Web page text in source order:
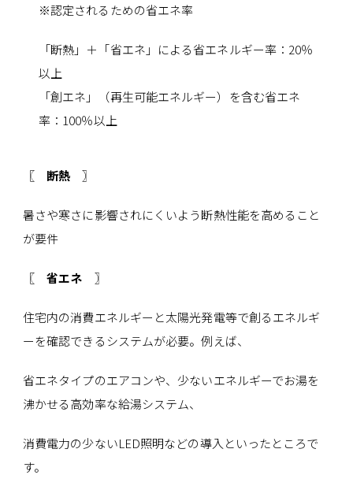
※認定されるための省エネ率
「断熱」＋「省エネ」による省エネルギー率：20％
以上
「創エネ」（再生可能エネルギー）を含む省エネ
率：100％以上
〖 断熱 〗
暑さや寒さに影響されにくいよう断熱性能を高めること
が要件
〖 省エネ 〗
住宅内の消費エネルギーと太陽光発電等で創るエネルギ
ーを確認できるシステムが必要。例えば、
省エネタイプのエアコンや、少ないエネルギーでお湯を
沸かせる高効率な給湯システム、
消費電力の少ないLED照明などの導入といったところで
す。